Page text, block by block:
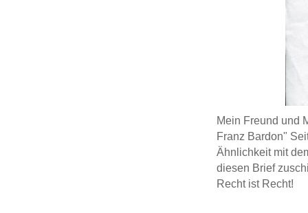
Mein Freund und
Franz Bardon"
Ähnlichkeit mit
diesen Brief
Recht ist Recht!